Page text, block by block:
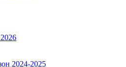
2024-2025